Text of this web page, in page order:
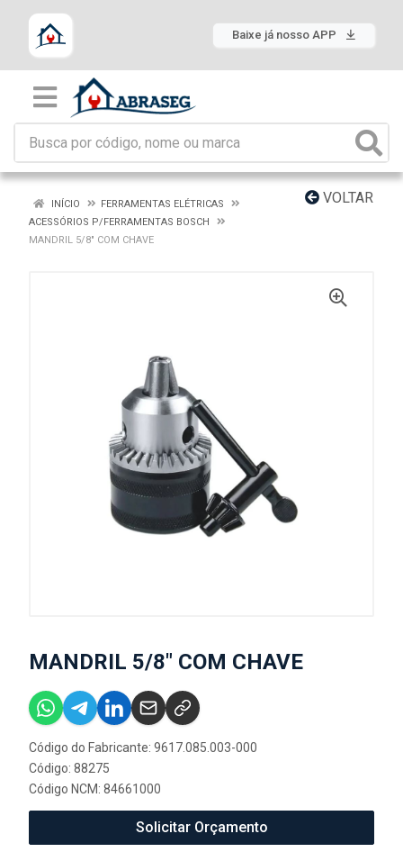
Baixe já nosso APP
VOLTAR
INÍCIO
FERRAMENTAS ELÉTRICAS
ACESSÓRIOS P/FERRAMENTAS BOSCH
MANDRIL 5/8" COM CHAVE
MANDRIL 5/8" COM CHAVE
Código do Fabricante: 9617.085.003-000
Código: 88275
Código NCM: 84661000
Solicitar Orçamento